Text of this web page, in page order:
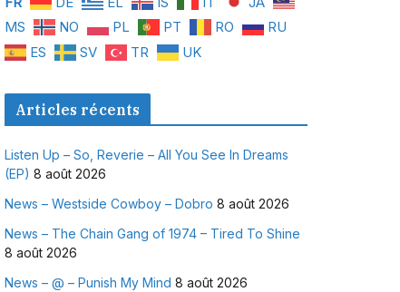
MS
NO PL PT RO
RU
ES
SV TR UK
Articles récents
Listen Up – So, Reverie – All You See In Dreams
(EP) 8 août 2026
News – Westside Cowboy – Dobro 8 août 2026
News – The Chain Gang of 1974 – Tired To Shine
8 août 2026
News – @ – Punish My Mind 8 août 2026